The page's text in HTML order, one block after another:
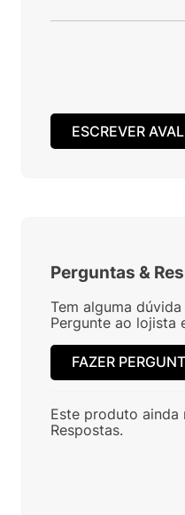
ESCREVER
Perguntas &
Tem alguma
Pergunte ao lojista
FAZER
Este produto ainda
Respostas.